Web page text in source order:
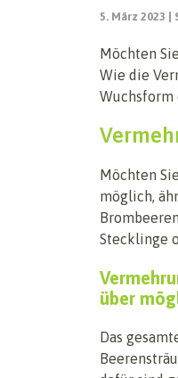
5. März 2023
Möchten
Wie die
Wuchsform
Möchten
möglich,
Stecklinge
über
Das